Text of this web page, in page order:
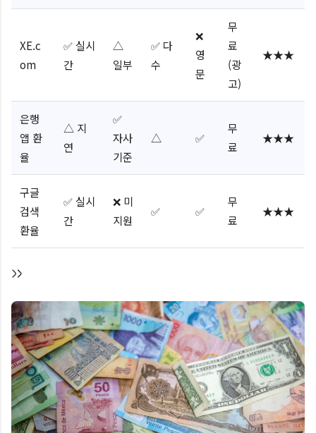
XE.c
om
✅ 실시
간
△
일부
✅ 다
수
❌
영
문
무
료
(광
고)
★★★
은행
앱 환
율
△ 지
연
✅
자사
기준
△ ✅
무
료
★★★
구글
검색
환율
✅ 실시
간
❌ 미
지원
✅ ✅
무
료
★★★